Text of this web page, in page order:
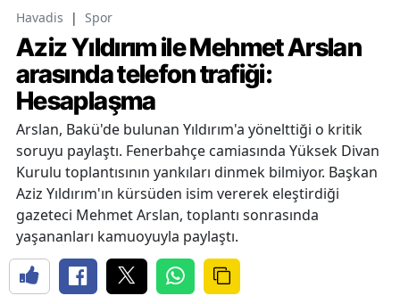
Havadis | Spor
Aziz Yıldırım ile Mehmet Arslan
arasında telefon trafiği:
Hesaplaşma
Arslan, Bakü'de bulunan Yıldırım'a yönelttiği o kritik
soruyu paylaştı. Fenerbahçe camiasında Yüksek Divan
Kurulu toplantısının yankıları dinmek bilmiyor. Başkan
Aziz Yıldırım'ın kürsüden isim vererek eleştirdiği
gazeteci Mehmet Arslan, toplantı sonrasında
yaşananları kamuoyuyla paylaştı.